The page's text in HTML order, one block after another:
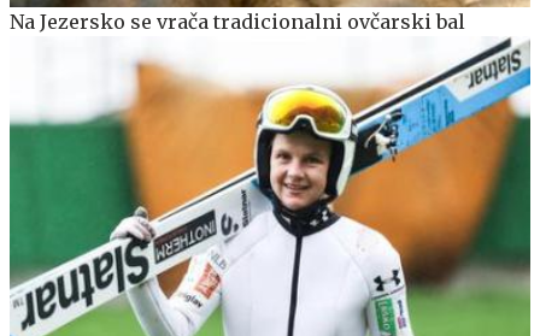
Na Jezersko se vrača tradicionalni ovčarski bal